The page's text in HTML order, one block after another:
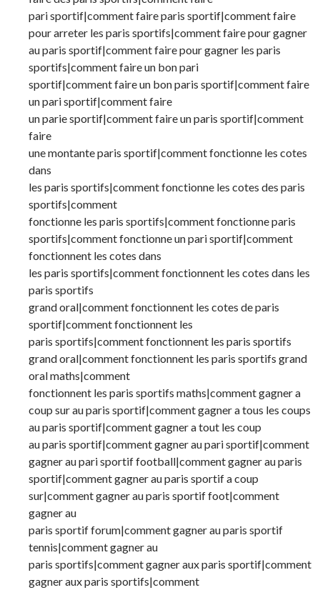
pari sportif|comment faire paris sportif|comment faire
pour arreter les paris sportifs|comment faire pour gagner
au paris sportif|comment faire pour gagner les paris
sportifs|comment faire un bon pari
sportif|comment faire un bon paris sportif|comment faire
un pari sportif|comment faire
un parie sportif|comment faire un paris sportif|comment
faire
une montante paris sportif|comment fonctionne les cotes
dans
les paris sportifs|comment fonctionne les cotes des paris
sportifs|comment
fonctionne les paris sportifs|comment fonctionne paris
sportifs|comment fonctionne un pari sportif|comment
fonctionnent les cotes dans
les paris sportifs|comment fonctionnent les cotes dans les
paris sportifs
grand oral|comment fonctionnent les cotes de paris
sportif|comment fonctionnent les
paris sportifs|comment fonctionnent les paris sportifs
grand oral|comment fonctionnent les paris sportifs grand
oral maths|comment
fonctionnent les paris sportifs maths|comment gagner a
coup sur au paris sportif|comment gagner a tous les coups
au paris sportif|comment gagner a tout les coup
au paris sportif|comment gagner au pari sportif|comment
gagner au pari sportif football|comment gagner au paris
sportif|comment gagner au paris sportif a coup
sur|comment gagner au paris sportif foot|comment
gagner au
paris sportif forum|comment gagner au paris sportif
tennis|comment gagner au
paris sportifs|comment gagner aux paris sportif|comment
gagner aux paris sportifs|comment